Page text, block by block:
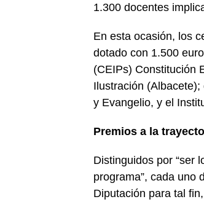
1.300 docentes
En esta ocasión, los
dotado con 1.500
(CEIPs) Constitución
Ilustración
y Evangelio, y el
Premios a la
Distinguidos por “ser
programa”, cada uno
Diputación para tal